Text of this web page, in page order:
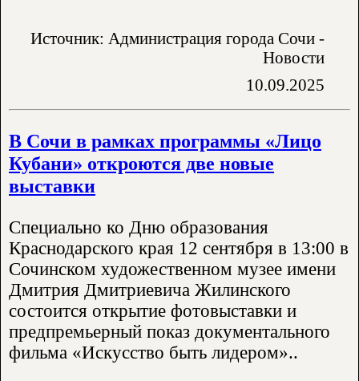
Источник: Администрация города Сочи -
Новости
10.09.2025
В Сочи в рамках программы «Лицо
Кубани» откроются две новые
выставки
Специально ко Дню образования
Краснодарского края 12 сентября в 13:00 в
Сочинском художественном музее имени
Дмитрия Дмитриевича Жилинского
состоится открытие фотовыставки и
предпремьерный показ документального
фильма «Искусство быть лидером»..